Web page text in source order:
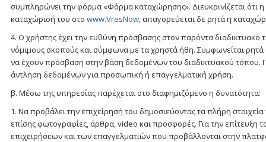
συμπληρώνει την φόρμα «Φόρμα καταχώρησης». Διευκρινίζεται
καταχώρισή του στο www.VresNow, απαγορεύεται δε ρητά η
4. Ο χρήστης έχει την ευθύνη πρόσβασης στον παρόντα διαδικτυακό
νόμιμους σκοπούς και σύμφωνα με τα χρηστά ήθη. Συμφωνείται ρητά
να έχουν πρόσβαση στην βάση δεδομένων του διαδικτυακού τόπου.
άντληση δεδομένων για προσωπική ή επαγγελματική χρήση.
β. Μέσω της υπηρεσίας παρέχεται στο διαφημιζόμενο η δυνατότητα:
1. Να προβάλει την επιχείρησή του δημοσιεύοντας τα πλήρη
επίσης φωτογραφίες, άρθρα, video και προσφορές. Για την επίτευξη
επιχειρήσεων και των επαγγελματιών που προβάλλονται στην